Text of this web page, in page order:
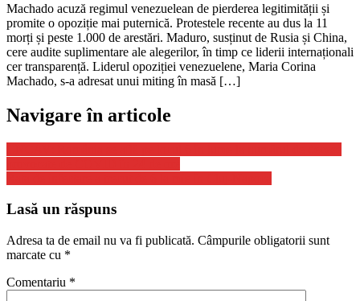
Machado acuză regimul venezuelean de pierderea legitimității și
promite o opoziție mai puternică. Protestele recente au dus la 11
morți și peste 1.000 de arestări. Maduro, susținut de Rusia și China,
cere audite suplimentare ale alegerilor, în timp ce liderii internaționali
cer transparență. Liderul opoziției venezuelene, Maria Corina
Machado, s-a adresat unui miting în masă […]
Navigare în articole
Lasă un răspuns
Adresa ta de email nu va fi publicată. Câmpurile obligatorii sunt
marcate cu *
Comentariu *